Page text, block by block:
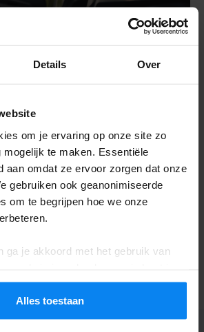
Details Over
om je ervaring op onze site zo
mogelijk te maken. Essentiële
aan omdat ze ervoor zorgen dat onze
gebruiken ook geanonimiseerde
om te begrijpen hoe we onze
ga je akkoord met het gebruik van
aanpassen. Bekijk voor alle
.
Alles toestaan
rondreis met een elektrische
tot duurzame en